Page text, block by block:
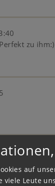
zu ihm:)
04.11.2016
auf
viele Leute